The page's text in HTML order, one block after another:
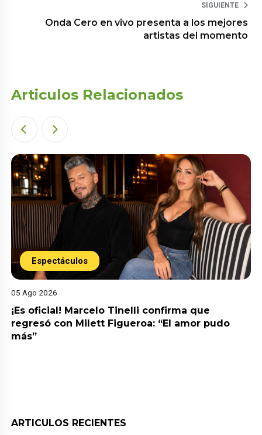
SIGUIENTE
Onda Cero en vivo presenta a los mejores
artistas del momento
Articulos Relacionados
Espectáculos
05 Ago 2026
¡Es oficial! Marcelo Tinelli confirma que
regresó con Milett Figueroa: “El amor pudo
más”
ARTICULOS RECIENTES